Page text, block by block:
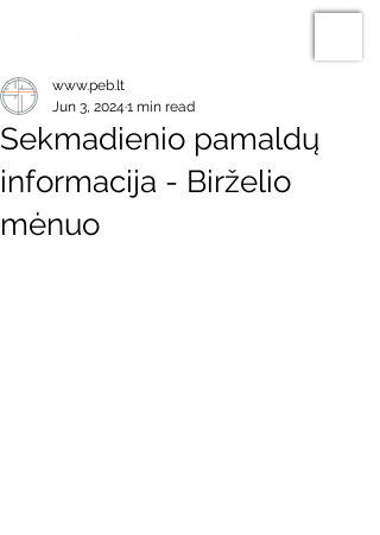
Sekmadienio pamaldų
informacija - Birželio
mėnuo
www.peb.lt
Jun 3, 2024 1 min read